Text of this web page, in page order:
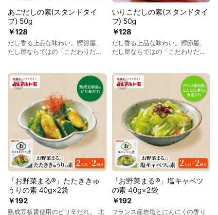
￥128
あごだしの素(スタンドタイ
プ) 50g
だし香る上品な味わい。鰹節屋、
だし屋ならではの「こだわりだし
ご煮干しの香ばしい風味と、すっ
きりと上品なうま味で味に広がり
があります。 ●チャック付きのス
タンドタイプで保管にも便利で
す。 ●おすすめの食べ方：みそ
汁、煮物等にはもちろん、チャー
ハン、パスタなどいろいろなメニ
ューでお楽しみください。
￥128
いりこだしの素(スタンドタイ
プ) 50g
だし香る上品な味わい。鰹節屋、
だし屋ならではの「こだわりだし
を自社工場焙焼し、頭から内臓・
尾までまるごと配合。 ●煮干しな
らではの風味も食材としての恵み
もすべて残さずいただける、食品
ロスの抑制にもつながるエコな商
品です。 ●チャック付きのスタン
ドタイプで保管にも便利です。 ●
おすすめの食べ方：みそ汁、煮物
等にはもちろん、チャーハン、パ
スタなどいろいろなメニューでお
楽しみください。
￥192
「お野菜まる®」たたききゅ
うりの素 40g×2袋
熟成豆板醤使用のピリ辛だれ。 北
￥192
「お野菜まる®」塩キャベツ
の素 40g×2袋
フランス産岩塩とにんにくの香り